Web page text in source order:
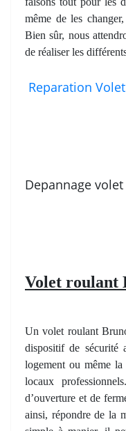
même de les
Bien sûr, nous
de réaliser les
Reparation
Depannage
Volet roulant
Un volet roulant
dispositif de sécurité
logement ou même
locaux
d’ouverture et de
ainsi, répondre de la